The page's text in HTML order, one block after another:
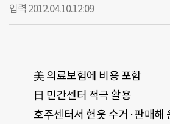
입력 2012.04.10.12:09
美 의료보험에 비용 포함
日 민간센터 적극 활용
호주센터서 헌옷 수거·판매해